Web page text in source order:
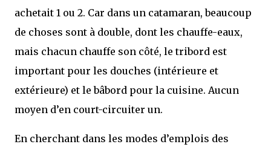
achetait 1 ou 2. Car dans un catamaran, beaucoup
de choses sont à double, dont les chauffe-eaux,
mais chacun chauffe son côté, le tribord est
important pour les douches (intérieure et
extérieure) et le bâbord pour la cuisine. Aucun
moyen d’en court-circuiter un.
En cherchant dans les modes d’emplois des